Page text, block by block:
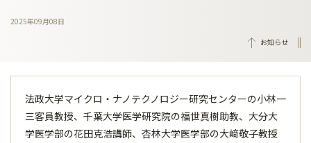
2025年09月08日
お知らせ
法政大学マイクロ・ナノテクノロジー研究センターの小林一
三客員教授、千葉大学医学研究院の福世真樹助教、大分大
学医学部の花田克浩講師、杏林大学医学部の大﨑敬子教授